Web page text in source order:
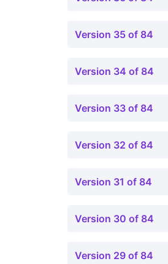
Version 35 of 84
Version 34 of 84
Version 33 of 84
Version 32 of 84
Version 31 of 84
Version 30 of 84
Version 29 of 84